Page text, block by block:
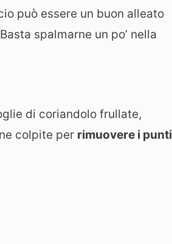
può essere un buon alleato
spalmarne un po’ nella
di coriandolo frullate,
colpite per rimuovere i punti